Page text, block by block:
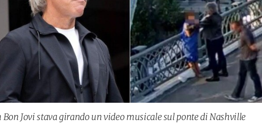
Bon Jovi stava girando un video musicale sul ponte di Nashville